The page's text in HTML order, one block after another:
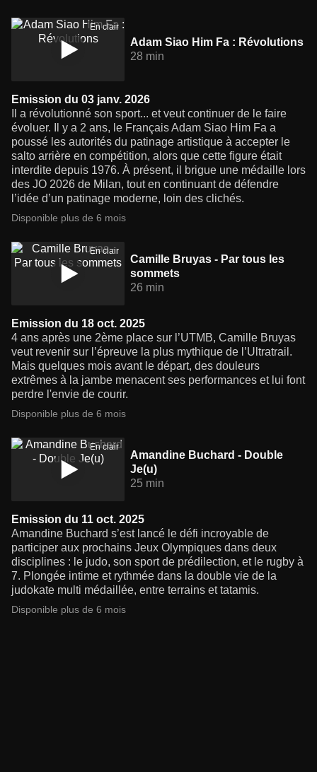
En clair
Adam Siao Him Fa : Révolutions
28 min
Emission du 03 janv. 2026
Il a révolutionné son sport... et veut continuer de le faire
évoluer. Il y a 2 ans, le Français Adam Siao Him Fa a
poussé les autorités du patinage artistique à accepter le
salto arrière en compétition, alors que cette figure était
interdite depuis 1976. À présent, il brigue une médaille lors
des JO 2026 de Milan, tout en continuant de défendre
l’idée d’un patinage moderne, loin des clichés.
Disponible plus de 6 mois
En clair
Camille Bruyas - Par tous les
sommets
26 min
Emission du 18 oct. 2025
4 ans après une 2ème place sur l’UTMB, Camille Bruyas
veut revenir sur l’épreuve la plus mythique de l’Ultratrail.
Mais quelques mois avant le départ, des douleurs
extrêmes à la jambe menacent ses performances et lui font
perdre l'envie de courir.
Disponible plus de 6 mois
En clair
Amandine Buchard - Double
Je(u)
25 min
Emission du 11 oct. 2025
Amandine Buchard s’est lancé le défi incroyable de
participer aux prochains Jeux Olympiques dans deux
disciplines : le judo, son sport de prédilection, et le rugby à
7. Plongée intime et rythmée dans la double vie de la
judokate multi médaillée, entre terrains et tatamis.
Disponible plus de 6 mois